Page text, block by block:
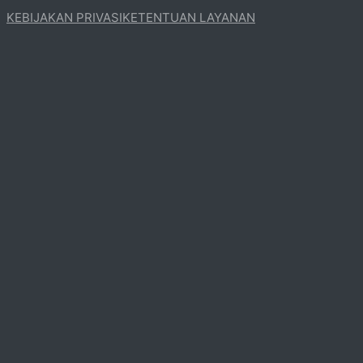
KEBIJAKAN PRIVASIKETENTUAN LAYANAN